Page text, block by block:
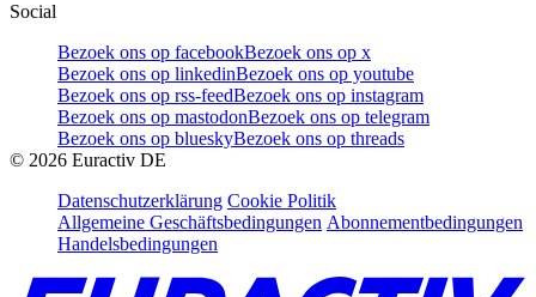
Social
Bezoek ons op facebookBezoek ons op x
Bezoek ons op linkedinBezoek ons op youtube
Bezoek ons op rss-feedBezoek ons op instagram
Bezoek ons op mastodonBezoek ons op telegram
Bezoek ons op blueskyBezoek ons op threads
© 2026 Euractiv DE
Datenschutzerklärung Cookie Politik
Allgemeine Geschäftsbedingungen Abonnementbedingungen
Handelsbedingungen